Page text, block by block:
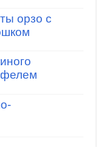
орзо с